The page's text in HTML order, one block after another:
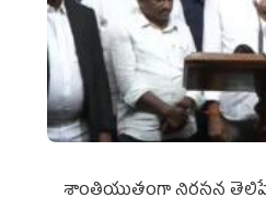
శాంతియుతంగా నిరసన